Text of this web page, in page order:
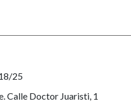
25
Calle Doctor Juaristi, 1